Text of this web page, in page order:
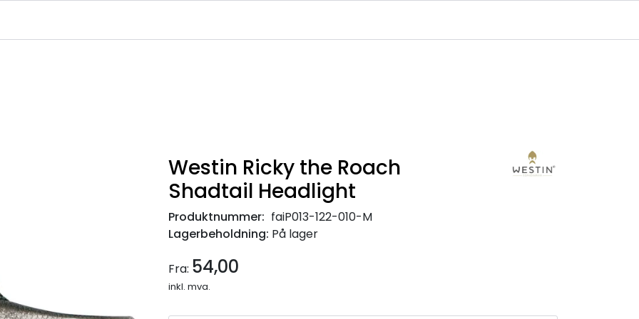
Westin Ricky the Roach
Shadtail Headlight
Produktnummer: faiP013-122-010-M
Lagerbeholdning: På lager
Fra: 54,00
inkl. mva.